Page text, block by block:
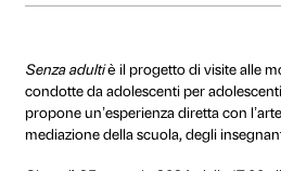
Dettagli